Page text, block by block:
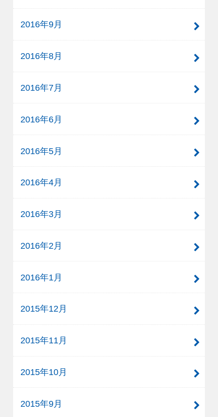
2016年9月
2016年8月
2016年7月
2016年6月
2016年5月
2016年4月
2016年3月
2016年2月
2016年1月
2015年12月
2015年11月
2015年10月
2015年9月